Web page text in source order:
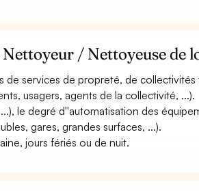
/ Nettoyeuse de
de services de propreté, de collectivités
usagers, agents de la collectivité, ...).
le degré d''automatisation des
gares, grandes surfaces, ...).
jours fériés ou de nuit.